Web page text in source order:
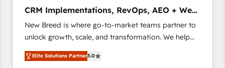
2️⃣ AIエージェント組織構築 営業・マーケティング業務
の一部をAIが自律実行する組織への移行を設計・実装。
Breeze・Claude等をHubSpotと連携させ、役割定義・
運用ルール・成果指標まで含めて設計します。 3️⃣ 全社
DX × AI推進のPMO伴走支援 複数部門をまたぐDX×AI変
CRM Implementations, RevOps, AEO + Web,
Demand Gen
New Breed is where go-to-market teams partner to
unlock growth, scale, and transformation. We help
companies activate HubSpot’s AI-powered
customer platform and operationalize HubSpot’s
Elite Solutions Partner5.0